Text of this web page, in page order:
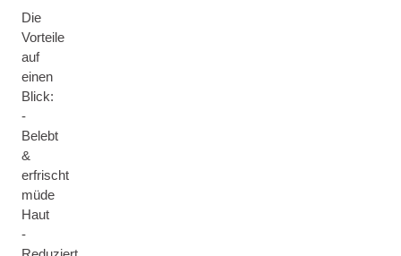
Die
Vorteile
auf
einen
Blick:
-
Belebt
&
erfrischt
müde
Haut
-